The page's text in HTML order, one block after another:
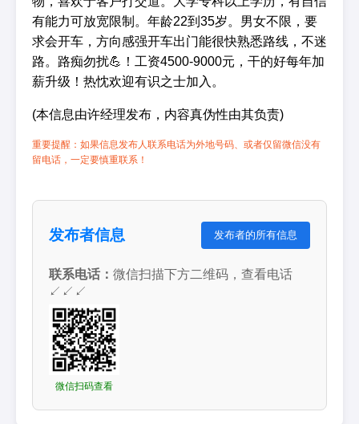
有能力可放宽限制。年龄22到35岁。男女不限，要
求会开车，方向感强开车出门能很快熟悉路线，不迷
路。路痴勿扰💪！工资4500-9000元，干的好每年加
薪升级！热忱欢迎有识之士加入。
(本信息由许经理发布，内容真伪性由其负责)
重要提醒：如果信息发布人联系电话为外地号码、或者仅留微信没有
留电话，一定要慎重联系！
发布者信息 发布者的所有信息
联系电话： 微信扫描下方二维码，查看电话
↙↙↙
微信扫码查看